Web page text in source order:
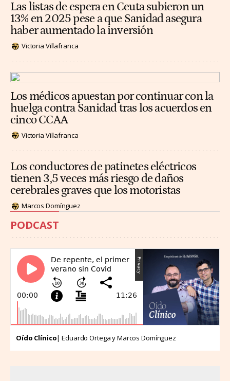
Las listas de espera en Ceuta subieron un
13% en 2025 pese a que Sanidad asegura
haber aumentado la inversión
Victoria Villafranca
Los médicos apuestan por continuar con la
huelga contra Sanidad tras los acuerdos en
cinco CCAA
Victoria Villafranca
Los conductores de patinetes eléctricos
tienen 3,5 veces más riesgo de daños
cerebrales graves que los motoristas
Marcos Domínguez
PODCAST
Oído Clínico| Eduardo Ortega y Marcos Domínguez